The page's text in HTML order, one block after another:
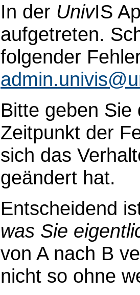
In der UnivIS
aufgetreten.
folgender
Bitte geben
Zeitpunkt der
sich das
geändert hat.
Entscheidend
was Sie
von A nach B
nicht so ohne